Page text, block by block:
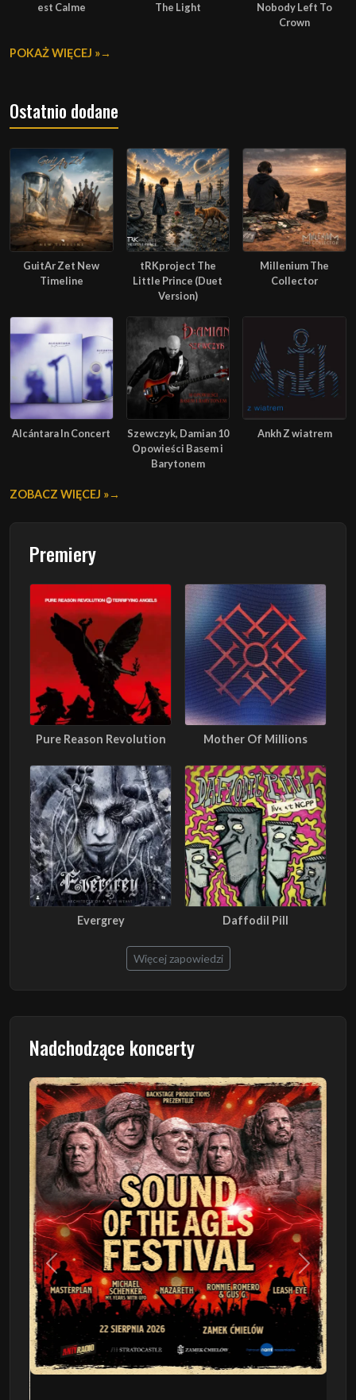
est Calme
The Light
Nobody Left To
Crown
POKAŻ WIĘCEJ »
Ostatnio dodane
GuitAr Zet New
Timeline
tRKproject The
Little Prince (Duet
Version)
Millenium The
Collector
Alcántara In Concert
Szewczyk, Damian 10
Opowieści Basem i
Barytonem
Ankh Z wiatrem
ZOBACZ WIĘCEJ »
Premiery
Pure Reason Revolution Mother Of Millions
Evergrey Daffodil Pill
Więcej zapowiedzi
Nadchodzące koncerty
Poprzedni Następny